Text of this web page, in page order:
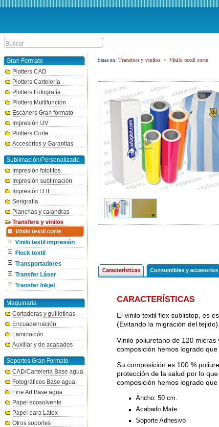
Gran Formato
Plotters CAD
Plotters Cartelería
Plotters Fotografía
Plotters Multifunción
Escáners Gran formato
Impresión UV
Plotters Corte
Accesorios y Garantías
Sublimación/Personalizado
Impresión fotolitos
Impresión sublimación
Impresión DTF
Serigrafía
Planchas y calandras
Transfers y vinilos
Vinilo textil corte
Vinilo textil impresión
Flock textil
Transportadores
Transfer Láser
Transfer Inkjet
Maquinaria
Cortadoras y guillotinas
Encuadernación
Laminación
Auxiliar y de acabados
Soportes Gran Formato
CAD/Cartelería Base agua
Fotográficos Base agua
Fine Art Base agua
Papel ecosolvente
Papel para Látex
Otros soportes
Estas en: Transfers y vinilos > Vinilo textil corte
Características Consumibles y accesorios
CARACTERÍSTICAS
El vinilo textil flex sublistop, es
(Evitando la migración del
Vinilo poliuretano de 120
composición hemos logrado
Su composición es 100 %
protección de la salud por lo
composición hemos logrado
Ancho: 50 cm.
Acabado Mate
Soporte Adhesivo